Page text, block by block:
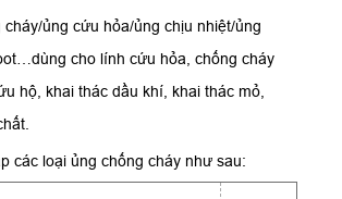
cháy/ủng cứu hỏa/ủng chịu nhiệt/ủng
cho lính cứu hỏa, chống cháy
hộ, khai thác dầu khí, khai thác mỏ,
các loại ủng chống cháy như sau: